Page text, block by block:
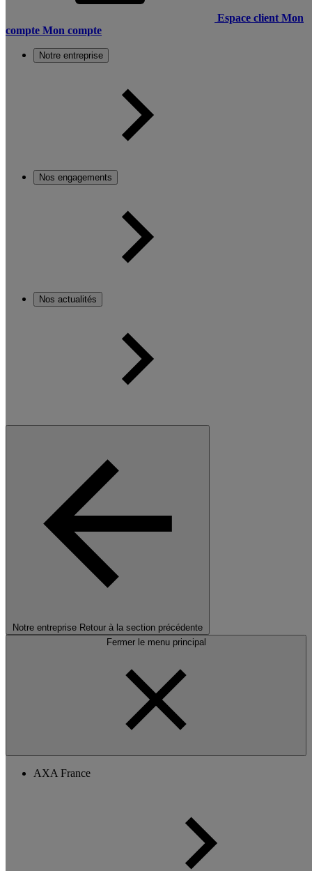
Espace client Mon
compte Mon compte
Notre entreprise
Nos engagements
Nos actualités
Notre entreprise Retour à la section précédente
Fermer le menu principal
AXA France